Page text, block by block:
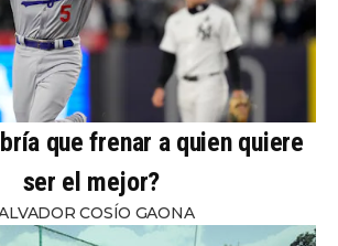
que frenar a quien quiere
ser el mejor?
COSÍO GAONA